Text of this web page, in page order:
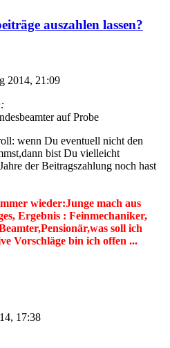
auszahlen lassen?
2014, 21:09
auf Probe
wenn Du eventuell nicht den
bist Du vielleicht
der Beitragszahlung noch hast
wieder:Junge mach aus
Ergebnis : Feinmechaniker,
soll ich
Vorschläge bin ich offen ...
17:38